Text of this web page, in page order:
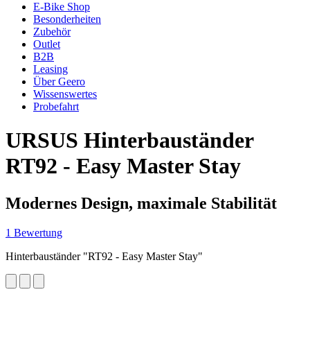
E-Bike Shop
Besonderheiten
Zubehör
Outlet
B2B
Leasing
Über Geero
Wissenswertes
Probefahrt
URSUS Hinterbauständer
RT92 - Easy Master Stay
Modernes Design, maximale Stabilität
1 Bewertung
Hinterbauständer "RT92 - Easy Master Stay"